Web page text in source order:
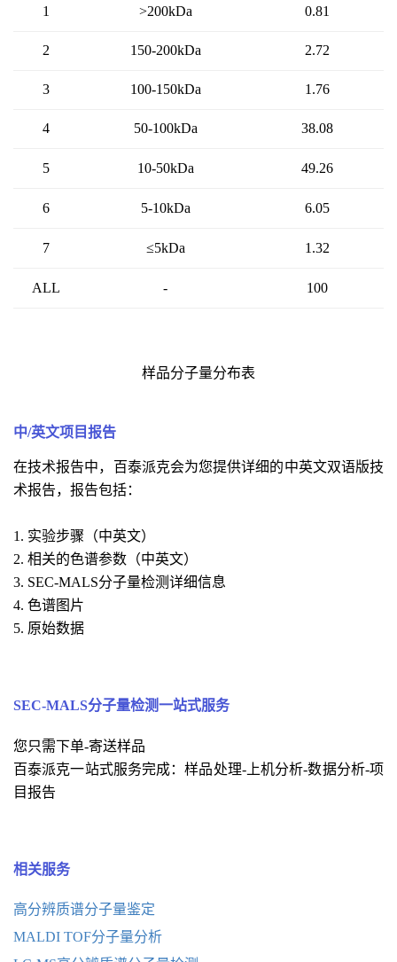
1 >200kDa 0.81
2 150-200kDa 2.72
3 100-150kDa 1.76
4 50-100kDa 38.08
5 10-50kDa 49.26
6 5-10kDa 6.05
7 ≤5kDa 1.32
ALL - 100
样品分子量分布表
中/英文项目报告
在技术报告中，百泰派克会为您提供详细的中英文双语版技
术报告，报告包括：
1. 实验步骤（中英文）
2. 相关的色谱参数（中英文）
3. SEC-MALS分子量检测详细信息
4. 色谱图片
5. 原始数据
SEC-MALS分子量检测一站式服务
您只需下单-寄送样品
百泰派克一站式服务完成：样品处理-上机分析-数据分析-项
目报告
相关服务
高分辨质谱分子量鉴定
MALDI TOF分子量分析